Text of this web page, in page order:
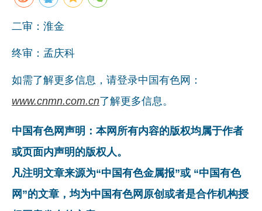
二审：淮金
终审：孟庆科
如需了解更多信息，请登录中国有色网：
www.cnmn.com.cn了解更多信息。
中国有色网声明：本网所有内容的版权均属于作者
或页面内声明的版权人。
凡注明文章来源为“中国有色金属报”或 “中国有色
网”的文章，均为中国有色网原创或者是合作机构授